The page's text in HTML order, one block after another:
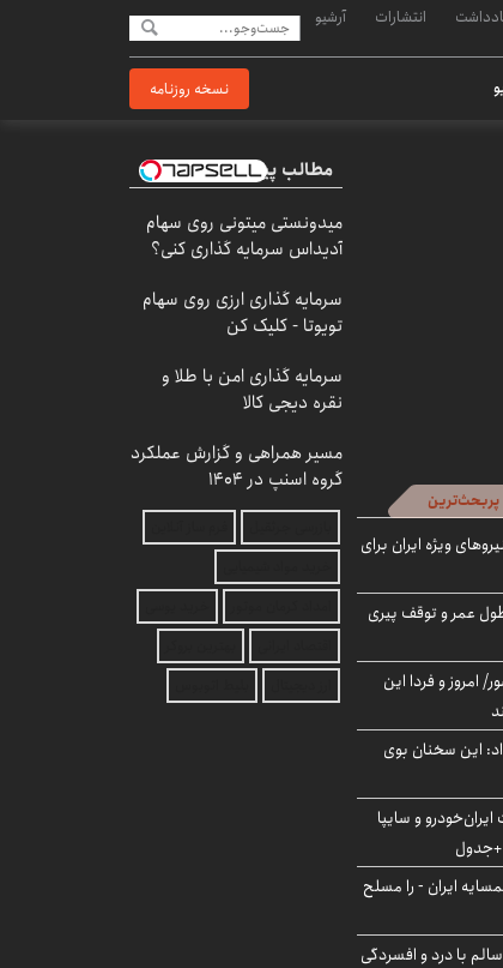
انتشارات آرشیو
نسخه روزنامه
پربحث‌ترین
ویژه ایران برای
راز طول عمر و توقف پیری
امروز و فردا این
این سخنان بوی
و سایپا
ایران - را مسلح
با درد و افسردگی
مطالب پیشنهادی
میدونستی میتونی روی سهام
آدیداس سرمایه گذاری کنی؟
سرمایه گذاری ارزی روی سهام
تویوتا - کلیک کن
سرمایه گذاری امن با طلا و
نقره دیجی کالا
مسیر همراهی و گزارش عملکرد
گروه اسنپ در ۱۴۰۴